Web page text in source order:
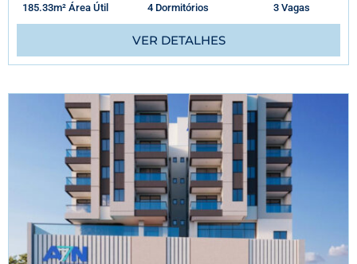
185.33m² Área Útil 4 Dormitórios 3 Vagas
VER DETALHES